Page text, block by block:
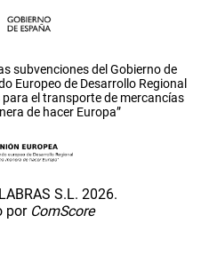
subvenciones del Gobierno de
Europeo de Desarrollo Regional
el transporte de mercancías
de hacer Europa”
S.L. 2026.
por ComScore